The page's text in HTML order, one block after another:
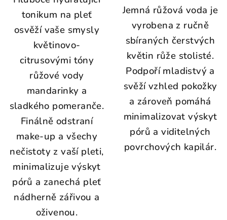
tonikum na pleť
osvěží vaše smysly
květinovo-
citrusovými tóny
růžové vody
mandarinky a
sladkého pomeranče.
Finálně odstraní
make-up a všechy
nečistoty z vaší pleti,
minimalizuje výskyt
pórů a zanechá pleť
nádherně zářivou a
oživenou.
Jemná růžová voda je
vyrobena z ručně
sbíraných čerstvých
květin růže stolisté.
Podpoří mladistvý a
svěží vzhled pokožky
a zároveň pomáhá
minimalizovat výskyt
pórů a viditelných
povrchových kapilár.